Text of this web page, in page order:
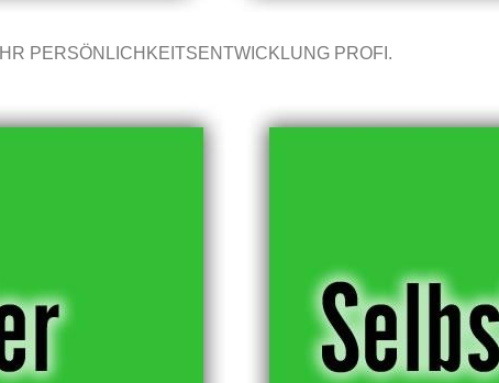
IHR PERSÖNLICHKEITSENTWICKLUNG PROFI.